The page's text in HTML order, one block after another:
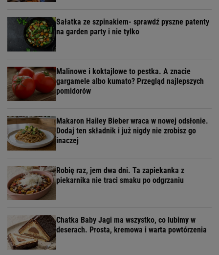
Sałatka ze szpinakiem- sprawdź pyszne patenty
na garden party i nie tylko
Malinowe i koktajlowe to pestka. A znacie
gargamele albo kumato? Przegląd najlepszych
pomidorów
Makaron Hailey Bieber wraca w nowej odsłonie.
Dodaj ten składnik i już nigdy nie zrobisz go
inaczej
Robię raz, jem dwa dni. Ta zapiekanka z
piekarnika nie traci smaku po odgrzaniu
Chatka Baby Jagi ma wszystko, co lubimy w
deserach. Prosta, kremowa i warta powtórzenia